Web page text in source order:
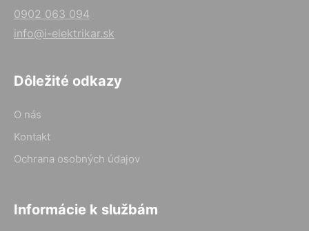
0902 063 094
info@i-elektrikar.sk
Dôležité odkazy
O nás
Kontakt
Ochrana osobných údajov
Informácie k službám